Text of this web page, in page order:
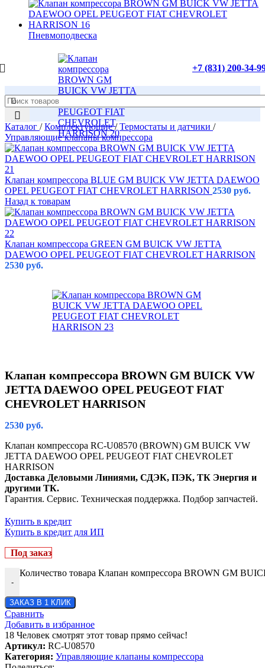
Пневмоподвеска
+7 (831) 200-34-
Каталог / Комплектующие/ Термостаты и датчики /
Управляющие клапаны компрессора
Клапан компрессора BLUE GM BUICK VW JETTA DAEWOO
OPEL PEUGEOT FIAT CHEVROLET HARRISON 2530 руб.
Назад к товарам
Клапан компрессора GREEN GM BUICK VW JETTA
DAEWOO OPEL PEUGEOT FIAT CHEVROLET HARRISON
2530 руб.
Клапан компрессора BROWN GM BUICK VW
JETTA DAEWOO OPEL PEUGEOT FIAT
CHEVROLET HARRISON
2530 руб.
Клапан компрессора RC-U08570 (BROWN) GM BUICK VW
JETTA DAEWOO OPEL PEUGEOT FIAT CHEVROLET
HARRISON
Доставка Деловыми Линиями, СДЭК, ПЭК, ТК Энергия и
другими ТК.
Гарантия. Сервис. Техническая поддержка. Подбор запчастей.
Купить в кредит
Купить в кредит для ИП
Под заказ
-
Количество товара Клапан компрессора BROWN GM
ЗАКАЗ В 1 КЛИК
Сравнить
Добавить в избранное
18 Человек смотрят этот товар прямо сейчас!
Артикул: RC-U08570
Категория: Управляющие клапаны компрессора